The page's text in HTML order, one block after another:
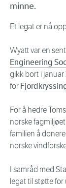
minne.
Et legat er nå
Wyatt var en
Engineering
gikk bort i
for
For å hedre
norske
familien å
norske
I samråd med
legat til støtte